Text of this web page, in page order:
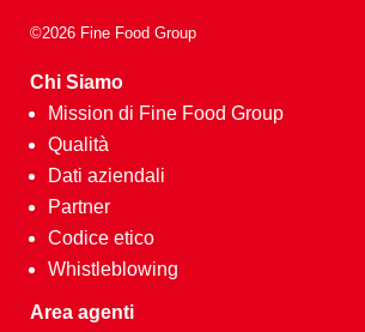
©2026 Fine Food Group
Chi Siamo
Mission di Fine Food Group
Qualità
Dati aziendali
Partner
Codice etico
Whistleblowing
Area agenti